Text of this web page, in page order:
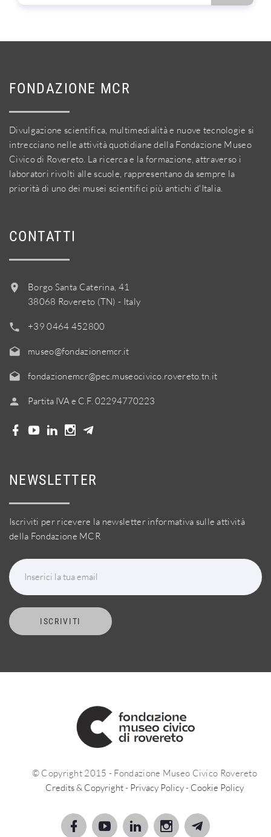
FONDAZIONE MCR
Divulgazione scientifica, multimedialità e nuove tecnologie si
intrecciano nelle attività quotidiane della Fondazione Museo
Civico di Rovereto. La ricerca e la formazione, attraverso i
laboratori rivolti alle scuole, rappresentano da sempre la
priorità di uno dei musei scientifici più antichi d'Italia.
CONTATTI
Borgo Santa Caterina, 41
38068 Rovereto (TN) - Italy
+39 0464 452800
museo@fondazionemcr.it
fondazionemcr@pec.museocivico.rovereto.tn.it
Partita IVA e C.F. 02294770223
NEWSLETTER
Iscriviti per ricevere la newsletter informativa sulle attività
della Fondazione MCR
Inserici la tua email
ISCRIVITI
© Copyright 2015 - Fondazione Museo Civico Rovereto
Credits & Copyright- Privacy Policy- Cookie Policy